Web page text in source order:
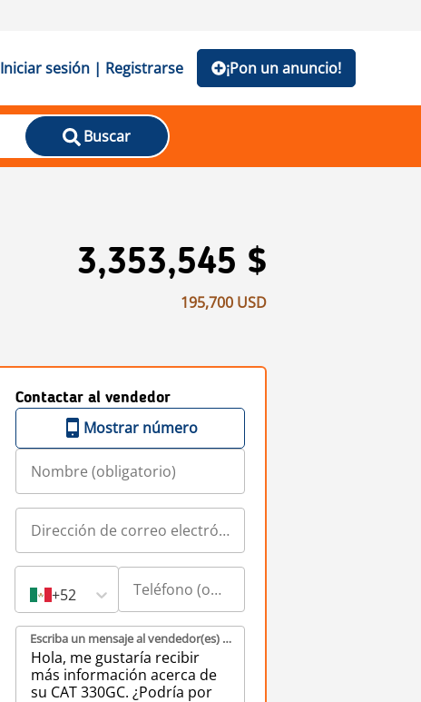
Iniciar sesión | Registrarse ¡Pon un anuncio!
Buscar
3,353,545 $
195,700 USD
Contactar al vendedor
Mostrar número
+52
Escriba un mensaje al vendedor(es) (obligatorio)